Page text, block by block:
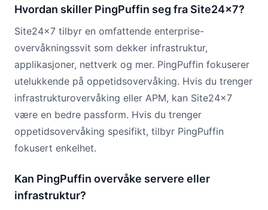
Hvordan skiller PingPuffin seg fra Site24x7?
Site24x7 tilbyr en omfattende enterprise-
overvåkningssvit som dekker infrastruktur,
applikasjoner, nettverk og mer. PingPuffin fokuserer
utelukkende på oppetidsovervåking. Hvis du trenger
infrastrukturovervåking eller APM, kan Site24x7
være en bedre passform. Hvis du trenger
oppetidsovervåking spesifikt, tilbyr PingPuffin
fokusert enkelhet.
Kan PingPuffin overvåke servere eller
infrastruktur?